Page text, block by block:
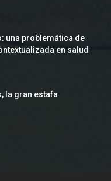
una problemática de
en salud
la gran estafa